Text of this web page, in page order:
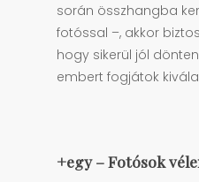
során összhangba
fotóssal –, akkor
hogy sikerül jól
embert fogjátok
+egy – Fotósok